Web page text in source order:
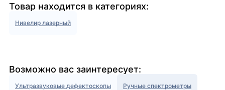
Товар находится в категориях:
Нивелир лазерный
Возможно вас заинтересует:
Ультразвуковые дефектоскопы Ручные спектрометры